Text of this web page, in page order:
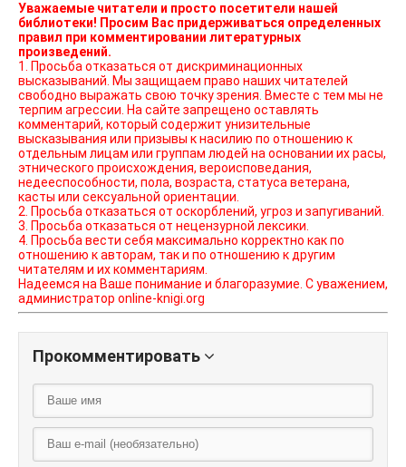
Уважаемые читатели и просто посетители нашей
библиотеки! Просим Вас придерживаться определенных
правил при комментировании литературных
произведений.
1. Просьба отказаться от дискриминационных
высказываний. Мы защищаем право наших читателей
свободно выражать свою точку зрения. Вместе с тем мы не
терпим агрессии. На сайте запрещено оставлять
комментарий, который содержит унизительные
высказывания или призывы к насилию по отношению к
отдельным лицам или группам людей на основании их расы,
этнического происхождения, вероисповедания,
недееспособности, пола, возраста, статуса ветерана,
касты или сексуальной ориентации.
2. Просьба отказаться от оскорблений, угроз и запугиваний.
3. Просьба отказаться от нецензурной лексики.
4. Просьба вести себя максимально корректно как по
отношению к авторам, так и по отношению к другим
читателям и их комментариям.
Надеемся на Ваше понимание и благоразумие. С уважением,
администратор online-knigi.org
Прокомментировать